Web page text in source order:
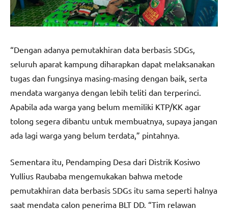
“Dengan adanya pemutakhiran data berbasis SDGs,
seluruh aparat kampung diharapkan dapat melaksanakan
tugas dan fungsinya masing-masing dengan baik, serta
mendata warganya dengan lebih teliti dan terperinci.
Apabila ada warga yang belum memiliki KTP/KK agar
tolong segera dibantu untuk membuatnya, supaya jangan
ada lagi warga yang belum terdata,” pintahnya.
Sementara itu, Pendamping Desa dari Distrik Kosiwo
Yullius Raubaba mengemukakan bahwa metode
pemutakhiran data berbasis SDGs itu sama seperti halnya
saat mendata calon penerima BLT DD. “Tim relawan